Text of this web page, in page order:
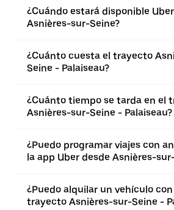
¿Cuándo estará disponible
Asnières-sur-Seine?
¿Cuánto cuesta el trayecto
Seine - Palaiseau?
¿Cuánto tiempo se tarda en el
Asnières-sur-Seine - Palaiseau?
¿Puedo programar viajes con
la app Uber desde Asnières-
¿Puedo alquilar un vehículo
trayecto Asnières-sur-Seine -